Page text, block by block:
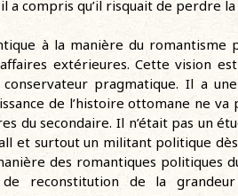
a compris qu’il risquait de perdre
à la manière du romantisme
extérieures. Cette vision
pragmatique. Il a
de l’histoire ottomane ne va
du secondaire. Il n’était pas un
et surtout un militant politique
des romantiques politiques
de reconstitution de la